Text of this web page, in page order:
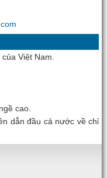
Việt Nam.
cao.
dẫn đầu cả nước về chỉ